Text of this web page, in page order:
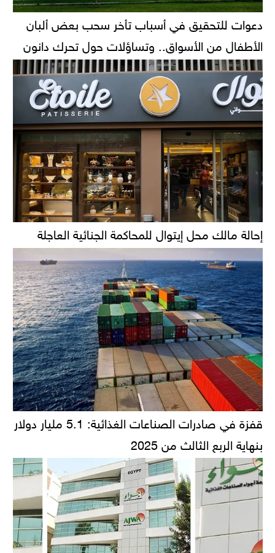
دعوات للتحقيق في أسباب تأخر سحب بعض ألبان
الأطفال من الأسواق.. وتساؤلات حول تحرك دانون
إحالة مالك محل إيتوال للمحاكمة الجنائية العاجلة
قفزة في صادرات الصناعات الغذائية: 5.1 مليار دولار
بنهاية الربع الثالث من 2025